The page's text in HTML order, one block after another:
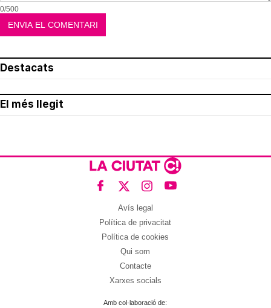
0/500
Destacats
El més llegit
Avís legal
Política de privacitat
Política de cookies
Qui som
Contacte
Xarxes socials
Amb col·laboració de: